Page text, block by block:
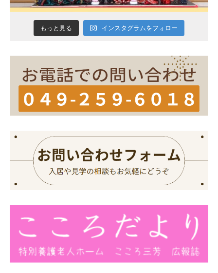
もっと見る インスタグラムをフォロー